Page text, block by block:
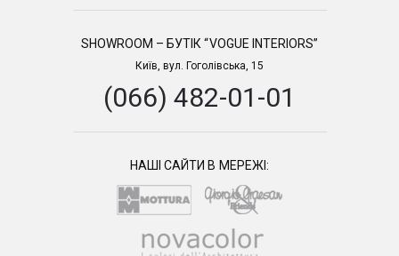
SHOWROOM – БУТІК “VOGUE INTERIORS”
Київ, вул. Гоголівська, 15
(066) 482-01-01
НАШІ САЙТИ В МЕРЕЖІ: